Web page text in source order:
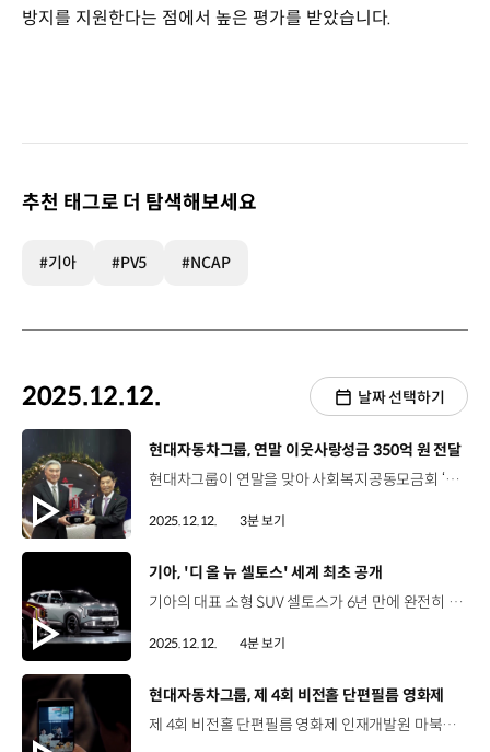
방지를 지원한다는 점에서 높은 평가를 받았습니다.
추천 태그로 더 탐색해보세요
#기아 #PV5 #NCAP
2025.12.12. 날짜 선택하기
[동영상]
현대자동차그룹, 연말 이웃사랑성금 350억 원 전달
현대차그룹이 연말을 맞아 사회복지공동모금회 ‘희망나눔 캠페인’에 이웃사랑 성금 350억 원을 전달했습니다. 지난 9일, 현대차그룹은 사회복지공동모금회 사랑의열매 회관에서 ‘희망 2026 나눔캠페인’ 성금 전달식을 가졌는데요. ‘희망나눔 캠페인’은 매년 12월 1일부터 이듬해 1월 31일까지 진행되는 기부 캠페인으로, 현대차그룹은 지난 2003년부터 올해까지 23년간, 누적 4,640억 원을 기탁했습니다. 성 김 사장 / 현대차·기아 전략기획담당 (현장싱크)현대차그룹은 비즈니스 성공을 넘어 나눔을 통해 이웃을 돕고 다양한 사회 문제를 해결하는 것 역시 기업의 중요한 역할이라고 생각합니다. 기업의 사회적 책임을 지키며 지속 가능한 미래를 향한 올바른 움직임을 계속 이어가겠습니다. 또한 현대차그룹은 성금 전달 외에도, 사회복지공동모금회와 협력해 나눔을 실천하고 있는데요. 유소년 스포츠단 활성화를 위한 ‘기프트카’, 학대 피해아동 지원 및 아동학대 예방을 위한 ‘아이케어’, 글로벌 인재 육성 및 교육 불평등 해소를 위한 ‘H-점프스쿨’ 등 취약계층과 미래 세대 지원을 위한 다양한 사회공헌 사업을 함께 전개하고 있습니다. 김병준 회장 / 사회복지공동모금회기업에 고민도 많은 상황에도 이렇게 큰 금액을 기부해 주셔서 정말 감사하다는 말씀을 드립니다. ‘아이케어’ 사업부터 시작해서 여러 가지 우리 사회 곳곳에 필요한 곳에 지금 그 돈이 쓰여지고 있습니다. 현대차그룹의 기부 정신에 어긋남이 없도록 저희들이 최대한 노력해서 잘 관리하도록 하겠습니다. 현대차그룹은 앞으로도 나눔을 통해 기업의 사회적 책임을 다하고, 사람과 사회를 이롭게 하는 데 앞장설 예정입니다.
2025.12.12. 3분 보기
[동영상]
기아, '디 올 뉴 셀토스' 세계 최초 공개
기아의 대표 소형 SUV 셀토스가 6년 만에 완전히 달라진 디자인과 상품성으로 돌아왔습니다.기아는 지난 10일, 월드프리미어 영상을 통해 ‘디 올 뉴 셀토스’를 처음으로 공개했습니다. 송호성 사장 / 기아셀토스는 늘 동급 최고의 가치를 제공해 왔습니다. 이번 셀토스 역시 더 과감하고 새로운 디자인, 한층 더 진보한 기술, 높은 정숙성과 안락함 그리고 실용성을 강화한 모델로 다시 태어났습니다. 셀토스는 기아의 대담하고 진보적인 브랜드 아이덴티티가 잘 담긴 차량으로 기아는 이를 통한 글로벌 시장 확대에 큰 기대를 가지고 있습니다. 셀토스의 외장 디자인은 기아 디자인 철학인 ‘오퍼짓 유나이티드’를 바탕으로 정통 SUV 스타일에 미래지향적인 세련미를 더해 독보적 존재감을 완성했는데요. 카림 하비브 부사장 / 기아 글로벌디자인담당셀토스는 전통적인 SUV가 지닌 익숙한 감성과, 기아의 신형 모델들이 보여주는 세련되고 미래지향적인 디자인을 조화롭게 결합했습니다. 뚜렷한 실루엣과 당당한 존재감으로, 셀토스만의 개성 있고 혁신적인 디자인을 완성했습니다. 실내는 넓고 심플한 레이아웃에 고객의 다양한 라이프 스타일을 아우르는 다재다능한 공간으로 연출한 것이 특징입니다. 특히 ‘디 올 뉴 셀토스’는 우수한 연비를 갖춘 1.6 하이브리드 엔진을 새롭게 추가해 총 2개의 파워트레인으로 운영되는데요. 1.6 하이브리드 모델에는 실내 V2L을 적용하고, 스마트 회생 제동 시스템 3.0을 탑재해 효율성을 향상시켰습니다. 1.6 터보 가솔린 모델은 최고 출력 193마력, 최대 토크 27.0kgf∙m의 우수한 주행 성능을 갖췄으며, 4WD 모델에는 터레인 모드가 장착돼 다양한 노면 환경에서도 안정적이고 효율적인 주행이 가능합니다. 이 밖에도 기아는 셀토스에 스티어링 휠 그립 감지, 전방 충돌방지 보조, AI 어시스턴트 등 차급을 뛰어넘는 첨단 안전 사양과 주행 보조, 편의 기능을 대거 탑재해차별화된 차량 이용 경험을 제공합니다. 한편, 지난 9일에는 국내외 미디어를 대상으로 온라인 미디어 콘퍼런스를 진행했는데요. 디 올 뉴 셀토스를 사전 공개하고, 라이브 채팅을 활용한 QA 세션도 마련했습니다. 류창승 전무 / 기아 고객경험본부전기차를 사고 싶긴 하지만 여러 가지 이유 때문에 사지 못하시는 분들을 위해서 새로 나온 셀토스는 가교 역할을 할 것으로 보여집니다. 친환경 하이브리드가 포함된 것도 그런 영향이고 EV에 적용됐던 여러 가지 첨단 사양들이 수평 전개되었습니다. ‘디 올 뉴 셀토스’는 내년 1분기 국내 판매를 시작으로 북미, 유럽 등 글로벌 시장에 순차 출시될 예정인데요. 기아는 ‘디 올 뉴 셀토스’를 통해 경쟁이 치열한 글로벌 소형 SUV 시장에서 입지를 다져나갈 계획입니다.
2025.12.12. 4분 보기
[동영상]
현대자동차그룹, 제 4회 비전홀 단편필름 영화제
제 4회 비전홀 단편필름 영화제 인재개발원 마북캠퍼스 2025년 11월 26일 그룹사 임직원을 대상으로 단편필름 공모전 실시 제 4회 공모전의 주제 ‘Who am I? 나는 ( )이다.’ 빠르게 변화하는 시대 속에서 내가 정의하는 나의 정체성에 대한 이야기 김 견 부사장 / HMG경영연구원장오늘 이 자리에 모인 모든 분들께 이 단편필름 영화제가 작은 쉼표 같은 것이 되었으면 좋겠습니다. 우리 현대차그룹은 바로 그런 사람들과 함께 더불어서 새로운 내일과 미래를 만들어 나갈 것입니다. 영상·스토리·쇼츠 부문 총 227편의 작품 중, 최종 선정된 12편 시상과 상영 김승섭 책임 / 현대오토에버 안전경영팀 / 스토리 부문 수상‘나는 기적이다’가 제 주제인데, 저한테도 스스로를 돌아볼 수 있는 시간이 됐고 제가 쓴 스토리가 영상화되는 게 굉장히 감동적이더라고요. 안병화 서비스엔지니어 / 현대차 포항하이테크센터 / 스토리 부문 수상제 스토리는 제가 현장에서 일하고 있는 것을 탐정으로 빗댄 거고요. 저희 정비 직군도 보이지 않는 곳에서 열심히 일하고 있으니까 많은 응원 부탁드립니다. 인재원 육성 철학 자기다움·다양성·포용성에 대한 고민이 담긴 작품들 창작의 여정을 조명하는 ‘공모전 당선자와 함께하는 GV’ 진행 김재영 전무 / 현대건설 기술연구원영화제를 보면서 현대차그룹 구성원들이 무슨 생각을 하고 어떻게 살아가는지를 이해하는 데 좋은 시간을 가졌습니다. 조윤덕 전무 / 현대모비스 경영지원담당여러 가지 일상 속에 퍼져 있는 우리 동료들 이야기들을 들으면서 따뜻하고 편안한, 내가 스스로 치유되는 감정을 느꼈습니다. 이어진, 명사 특강 봉태규 배우의 ‘나는 여럿인 나다’ ‘나’라는 존재의 이해부터 관계 형성까지 ‘사람 중심’ 철학과 연결되는 메시지 전달 “스토리가 가진 큰 울림, 사람 중심의 헤리티지 만들기는 계속됩니다.”